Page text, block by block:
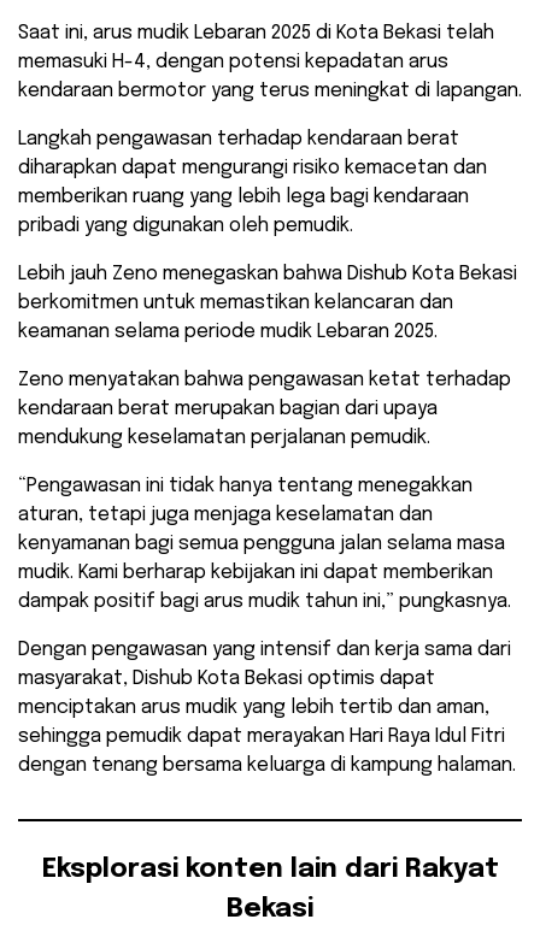
Saat ini, arus mudik Lebaran 2025 di Kota Bekasi telah
memasuki H-4, dengan potensi kepadatan arus
kendaraan bermotor yang terus meningkat di lapangan.
Langkah pengawasan terhadap kendaraan berat
diharapkan dapat mengurangi risiko kemacetan dan
memberikan ruang yang lebih lega bagi kendaraan
pribadi yang digunakan oleh pemudik.
Lebih jauh Zeno menegaskan bahwa Dishub Kota Bekasi
berkomitmen untuk memastikan kelancaran dan
keamanan selama periode mudik Lebaran 2025.
Zeno menyatakan bahwa pengawasan ketat terhadap
kendaraan berat merupakan bagian dari upaya
mendukung keselamatan perjalanan pemudik.
“Pengawasan ini tidak hanya tentang menegakkan
aturan, tetapi juga menjaga keselamatan dan
kenyamanan bagi semua pengguna jalan selama masa
mudik. Kami berharap kebijakan ini dapat memberikan
dampak positif bagi arus mudik tahun ini,” pungkasnya.
Dengan pengawasan yang intensif dan kerja sama dari
masyarakat, Dishub Kota Bekasi optimis dapat
menciptakan arus mudik yang lebih tertib dan aman,
sehingga pemudik dapat merayakan Hari Raya Idul Fitri
dengan tenang bersama keluarga di kampung halaman.
Eksplorasi konten lain dari Rakyat
Bekasi